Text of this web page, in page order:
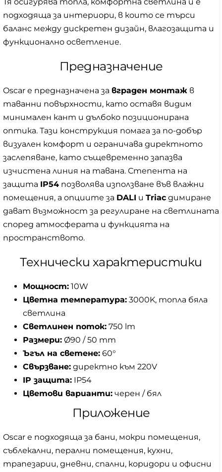
Тя осигурява топла, комфортна светлина и е
подходяща за интериори, в които се търси
баланс между дискретен дизайн, влагозащита и
функционално осветление.
Предназначение
Oscar е предназначена за вграден монтаж в
таванни повърхности, като оставя видим
минимален кант и дълбоко позиционирана
оптика. Тази конструкция помага за по-добър
визуален комфорт и ограничава директното
заслепяване, като същевременно запазва
изчистена линия на тавана. Степента на
защита IP54 позволява използване във влажни
помещения, а опциите за DALI и Triac димиране
дават възможност за регулиране на светлината
според атмосферата и функцията на
пространството.
Технически характеристики
Мощност: 10W
Цветна температура: 3000K, топла бяла
светлина
Светлинен поток: 750 lm
Размери: Ø90 / 50 mm
Ъгъл на светене: 60°
Свързване: директно към 220V
IP защита: IP54
Цветови варианти: черен / бял
Приложение
Oscar е подходяща за бани, мокри помещения,
съблекални, перални помещения, кухни,
трапезарии, дневни, спални, коридори и офисни